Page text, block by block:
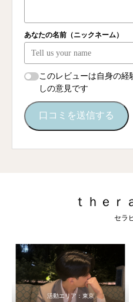
あなたの名前（ニックネーム）
このレビューは自身の経
しの意見です
口コミを送信する
ｔｈｅｒ
セラ
活動エリア：東京